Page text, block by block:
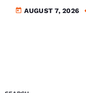
today AUGUST 7, 2026